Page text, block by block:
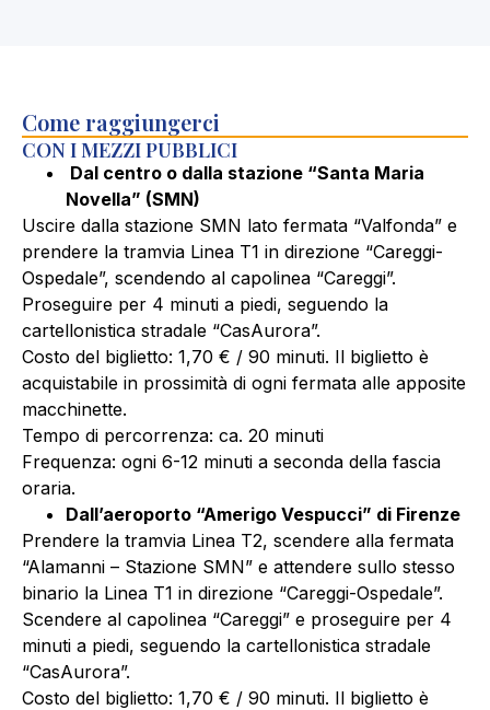
Come raggiungerci
CON I MEZZI PUBBLICI
Dal centro o dalla stazione “Santa Maria
Novella” (SMN)
Uscire dalla stazione SMN lato fermata “Valfonda” e
prendere la tramvia Linea T1 in direzione “Careggi-
Ospedale”, scendendo al capolinea “Careggi”.
Proseguire per 4 minuti a piedi, seguendo la
cartellonistica stradale “CasAurora”.
Costo del biglietto: 1,70 € / 90 minuti. Il biglietto è
acquistabile in prossimità di ogni fermata alle apposite
macchinette.
Tempo di percorrenza: ca. 20 minuti
Frequenza: ogni 6-12 minuti a seconda della fascia
oraria.
Dall’aeroporto “Amerigo Vespucci” di Firenze
Prendere la tramvia Linea T2, scendere alla fermata
“Alamanni – Stazione SMN” e attendere sullo stesso
binario la Linea T1 in direzione “Careggi-Ospedale”.
Scendere al capolinea “Careggi” e proseguire per 4
minuti a piedi, seguendo la cartellonistica stradale
“CasAurora”.
Costo del biglietto: 1,70 € / 90 minuti. Il biglietto è